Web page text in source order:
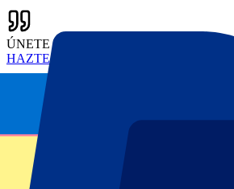
ÚNETE HOY MISMO A NUESTRA RED
HAZTE SOCIO